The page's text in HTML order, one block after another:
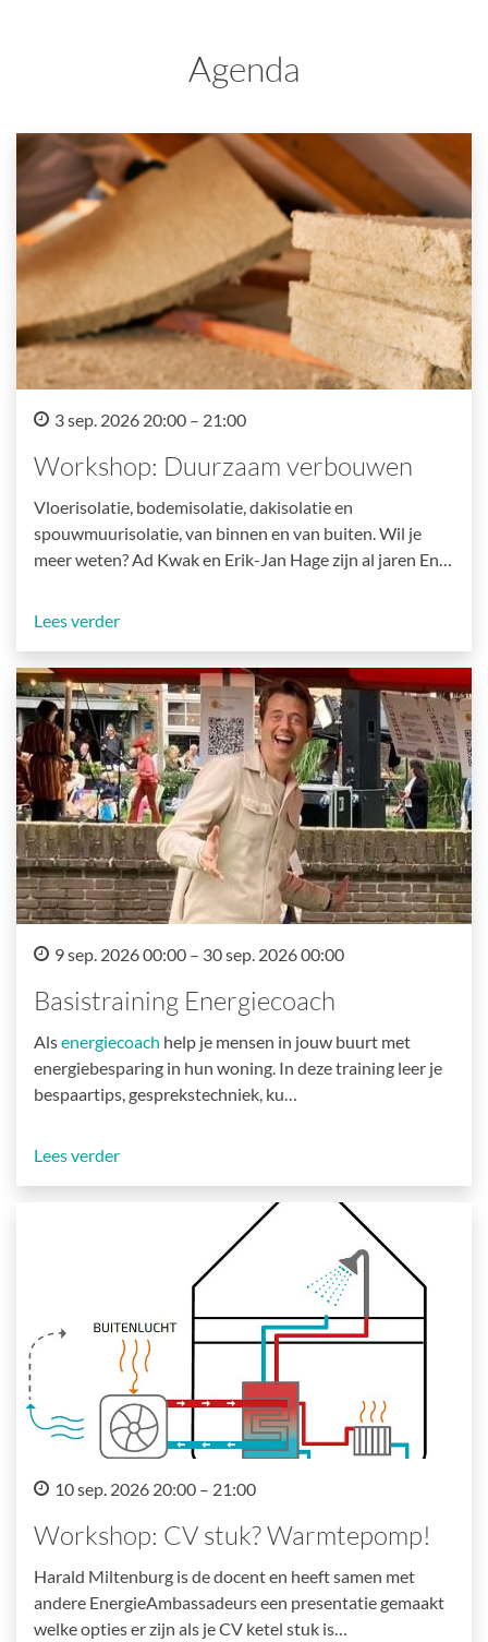
Agenda
3 sep. 2026 20:00 – 21:00
Workshop: Duurzaam verbouwen
Vloerisolatie, bodemisolatie, dakisolatie en
spouwmuurisolatie, van binnen en van buiten. Wil je
meer weten? Ad Kwak en Erik-Jan Hage zijn al jaren En…
Lees verder
9 sep. 2026 00:00 – 30 sep. 2026 00:00
Basistraining Energiecoach
Alsenergiecoach help je mensen in jouw buurt met
energiebesparing in hun woning. In deze training leer je
bespaartips, gesprekstechniek, ku…
Lees verder
10 sep. 2026 20:00 – 21:00
Workshop: CV stuk? Warmtepomp!
Harald Miltenburg is de docent en heeft samen met
andere EnergieAmbassadeurs een presentatie gemaakt
welke opties er zijn als je CV ketel stuk is…